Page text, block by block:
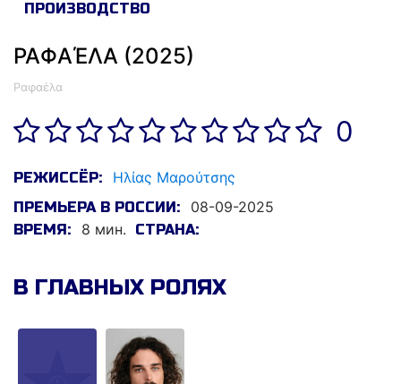
ПРОИЗВОДСТВО
ΡΑΦΑΈΛΑ (2025)
Ραφαέλα
0
РЕЖИССЁР: Ηλίας Μαρούτσης
ПРЕМЬЕРА В РОССИИ: 08-09-2025
ВРЕМЯ: 8 мин. СТРАНА:
В ГЛАВНЫХ РОЛЯХ